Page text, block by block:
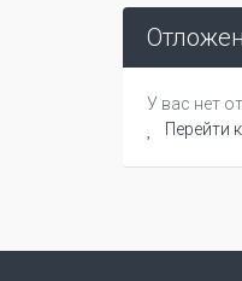
У вас нет
Перейти